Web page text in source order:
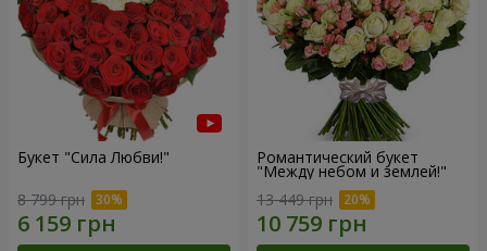
Букет "Сила Любви!"
8 799 грн
Романтический букет
"Между небом и землей!"
13 449 грн